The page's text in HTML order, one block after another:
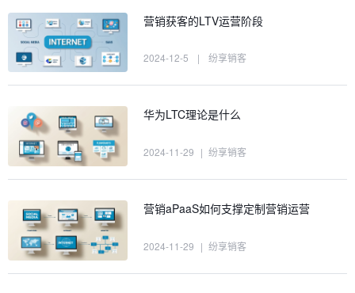
营销获客的LTV运营阶段
2024-12-5 | 纷享销客
华为LTC理论是什么
2024-11-29 | 纷享销客
营销aPaaS如何支撑定制营销运营
2024-11-29 | 纷享销客